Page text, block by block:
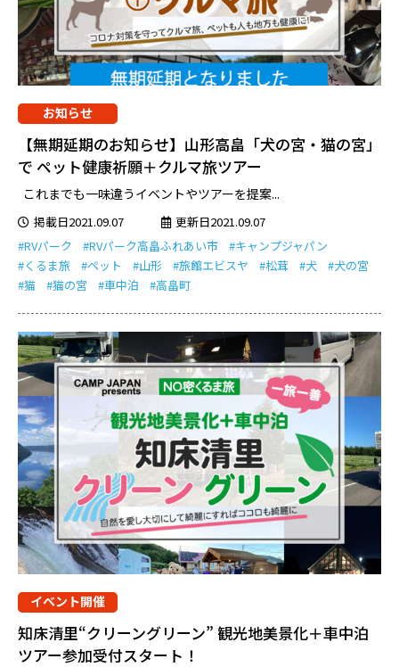
お知らせ
【無期延期のお知らせ】山形高畠「犬の宮・猫の宮」
で ペット健康祈願＋クルマ旅ツアー
これまでも一味違うイベントやツアーを提案...
掲載日2021.09.07
更新日2021.09.07
#RVパーク
#RVパーク高畠ふれあい市
#キャンプジャパン
#くるま旅
#ペット #山形 #旅館エビスヤ #松茸 #犬
#犬の宮
#猫
#猫の宮 #車中泊 #高畠町
イベント開催
知床清里“クリーングリーン” 観光地美景化＋車中泊
ツアー参加受付スタート！